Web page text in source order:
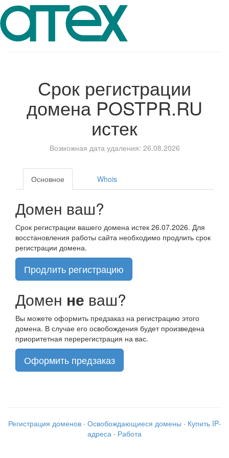
Срок регистрации
домена POSTPR.RU
истек
Возможная дата удаления: 26.08.2026
Основное Whois
Домен ваш?
Срок регистрации вашего домена истек 26.07.2026. Для
восстановления работы сайта необходимо продлить срок
регистрации домена.
Продлить регистрацию
Домен не ваш?
Вы можете оформить предзаказ на регистрацию этого
домена. В случае его освобождения будет произведена
приоритетная перерегистрация на вас.
Оформить предзаказ
Регистрация доменов · Освобождающиеся домены · Купить IP-
адреса · Работа